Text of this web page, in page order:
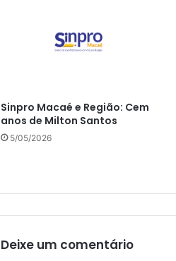
Sinpro Macaé e Região: Cem
anos de Milton Santos
5/05/2026
Deixe um comentário